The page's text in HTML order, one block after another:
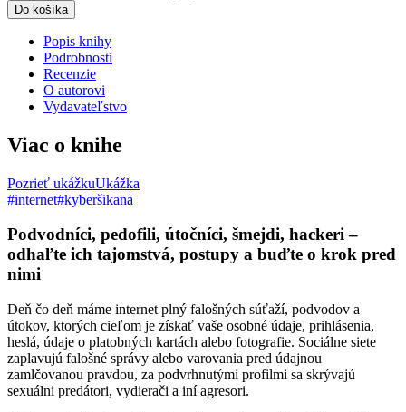
Do košíka
Popis knihy
Podrobnosti
Recenzie
O autorovi
Vydavateľstvo
Viac o knihe
Pozrieť ukážkuUkážka
#internet#kyberšikana
Podvodníci, pedofili, útočníci, šmejdi, hackeri –
odhaľte ich tajomstvá, postupy a buďte o krok pred
nimi
Deň čo deň máme internet plný falošných súťaží, podvodov a
útokov, ktorých cieľom je získať vaše osobné údaje, prihlásenia,
heslá, údaje o platobných kartách alebo fotografie. Sociálne siete
zaplavujú falošné správy alebo varovania pred údajnou
zamlčovanou pravdou, za podvrhnutými profilmi sa skrývajú
sexuálni predátori, vydierači a iní agresori.